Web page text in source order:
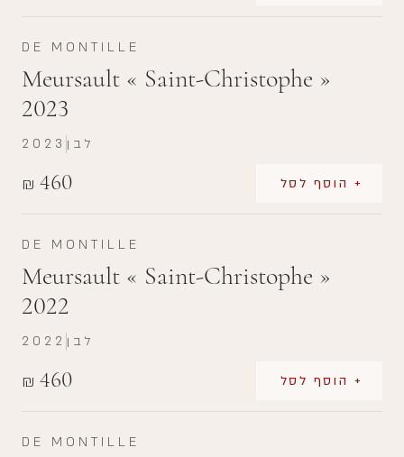
DE MONTILLE
Meursault « Saint-Christophe »
2023
₪ 460 + הוסף לסל
2023 לבן
DE MONTILLE
Meursault « Saint-Christophe »
2022
₪ 460 + הוסף לסל
2022 לבן
DE MONTILLE